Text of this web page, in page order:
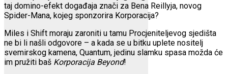
taj domino-efekt događaja znači za Bena Reillyja, novog
Spider-Mana, kojeg sponzorira Korporacija?
Miles i Shift moraju zaroniti u tamu Procjeniteljevog sjedišta
ne bi li našli odgovore – a kada se u bitku uplete nositelj
svemirskog kamena, Quantum, jedinu slamku spasa možda će
im pružiti baš Korporacija Beyond!